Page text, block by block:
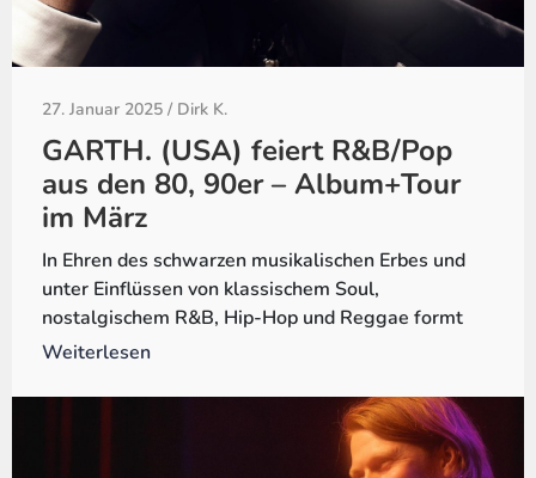
27. Januar 2025 / Dirk K.
GARTH. (USA) feiert R&B/Pop
aus den 80, 90er – Album+Tour
im März
In Ehren des schwarzen musikalischen Erbes und
unter Einflüssen von klassischem Soul,
nostalgischem R&B, Hip-Hop und Reggae formt
Weiterlesen